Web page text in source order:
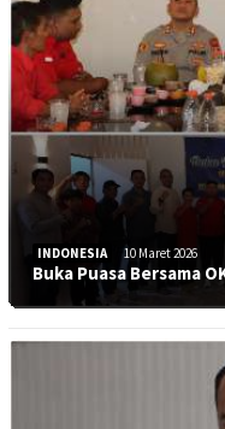
INDONESIA 10 Maret 2026
Buka Puasa Bersama